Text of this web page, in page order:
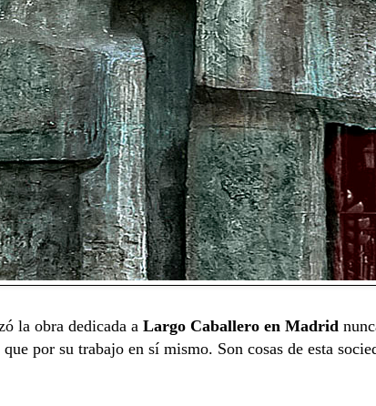
la obra dedicada a Largo Caballero en Madrid
por su trabajo en sí mismo. Son cosas de esta